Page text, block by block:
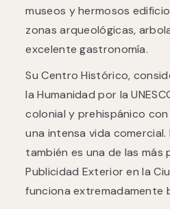
museos y hermosos
zonas arqueológicas,
excelente gastronomía.
Su Centro Histórico,
la Humanidad por la
colonial y prehispánico
una intensa vida
también es una de las más
Publicidad Exterior en la
funciona extremadamente